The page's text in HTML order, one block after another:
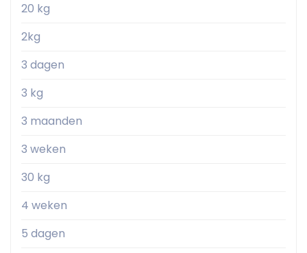
20 kg
2kg
3 dagen
3 kg
3 maanden
3 weken
30 kg
4 weken
5 dagen